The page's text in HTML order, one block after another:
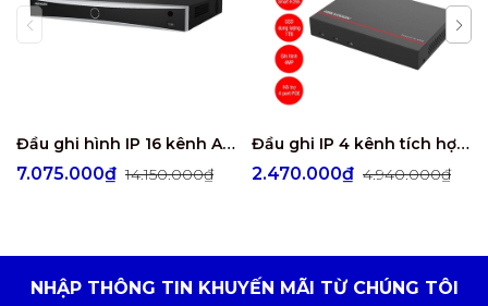
Đầu ghi hình IP 16 kênh AcuSense HIKVISION DS-7616NXI-K2
7.075.000₫14.150.000₫
Đầu ghi IP 4 kênh tích hợp ổ cứng SSD Hikvision DS-E04NI-Q1/4P
2.470.000₫ 4.940.000₫
NHẬP THÔNG TIN KHUYẾN MÃI TỪ CHÚNG TÔI